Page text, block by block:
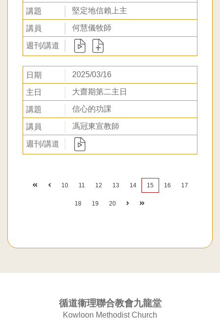
堅定地信賴上主
何慧儀牧師
2025/03/16
大齋期第二主日
信心的功課
馮冠東宣教師
10 11 12 13 14 15 16 17
18 19 20
循道衞理聯合教會九龍堂
Kowloon Methodist Church